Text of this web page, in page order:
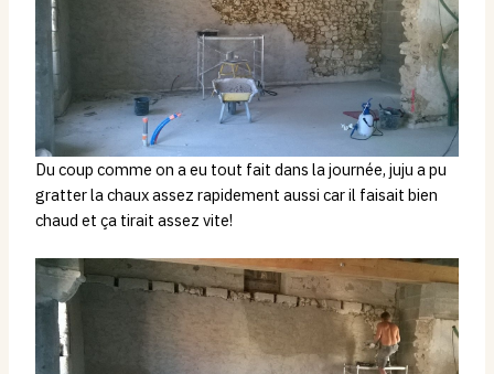
Du coup comme on a eu tout fait dans la journée, juju a pu
gratter la chaux assez rapidement aussi car il faisait bien
chaud et ça tirait assez vite!